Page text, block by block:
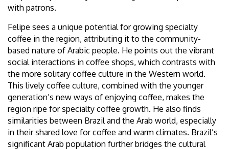
with patrons.
Felipe sees a unique potential for growing specialty
coffee in the region, attributing it to the community-
based nature of Arabic people. He points out the vibrant
social interactions in coffee shops, which contrasts with
the more solitary coffee culture in the Western world.
This lively coffee culture, combined with the younger
generation’s new ways of enjoying coffee, makes the
region ripe for specialty coffee growth. He also finds
similarities between Brazil and the Arab world, especially
in their shared love for coffee and warm climates. Brazil’s
significant Arab population further bridges the cultural